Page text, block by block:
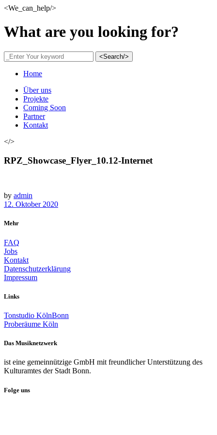
<We_can_help/>
What are you looking for?
<Search/>
Home
Über uns
Projekte
Coming Soon
Partner
Kontakt
</>
RPZ_Showcase_Flyer_10.12-Internet
by admin
12. Oktober 2020
Mehr
FAQ
Jobs
Kontakt
Datenschutzerklärung
Impressum
Links
Tonstudio KölnBonn
Proberäume Köln
Das Musiknetzwerk
ist eine gemeinnützige GmbH mit freundlicher Unterstützung des
Kulturamtes der Stadt Bonn.
Folge uns